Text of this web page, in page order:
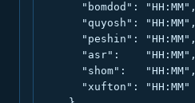
      "bomdod": "HH:MM",
      "quyosh": "HH:MM",
      "peshin": "HH:MM",
      "asr":    "HH:MM",
      "shom":   "HH:MM",
      "xufton": "HH:MM"